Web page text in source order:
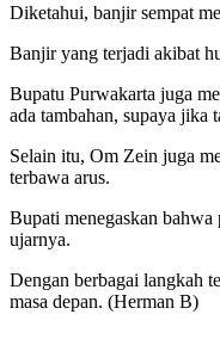
Diketahui, banjir sempat
Banjir yang terjadi akibat
Bupatu Purwakarta juga
ada tambahan, supaya jika
Selain itu, Om Zein juga
terbawa arus.
Bupati menegaskan
ujarnya.
Dengan berbagai langkah
masa depan. (Herman B)